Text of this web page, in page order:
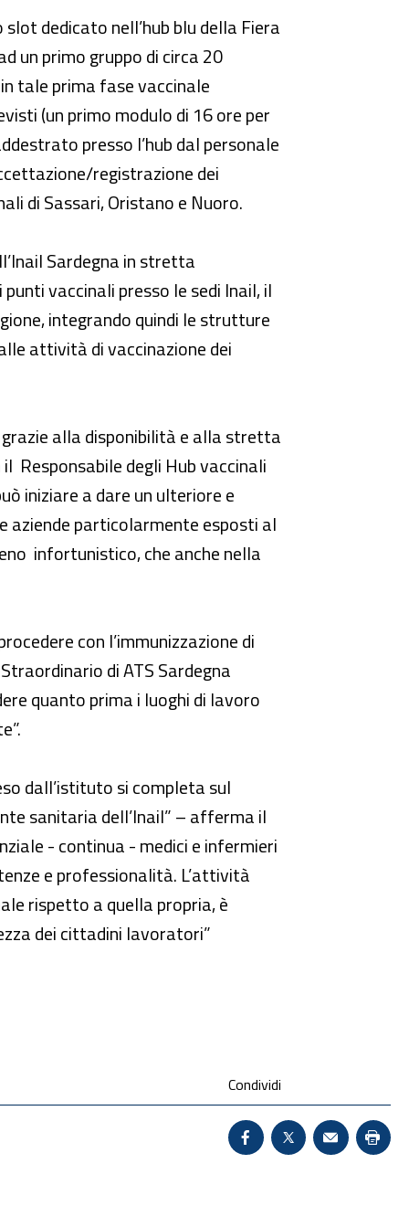
slot dedicato nell’hub blu della Fiera
un primo gruppo di circa 20
tale prima fase vaccinale
(un primo modulo di 16 ore per
presso l’hub dal personale
registrazione dei
di Sassari, Oristano e Nuoro.
Sardegna in stretta
vaccinali presso le sedi Inail, il
integrando quindi le strutture
attività di vaccinazione dei
alla disponibilità e alla stretta
Responsabile degli Hub vaccinali
iniziare a dare un ulteriore e
particolarmente esposti al
infortunistico, che anche nella
con l’immunizzazione di
di ATS Sardegna
quanto prima i luoghi di lavoro
dall’istituto si completa sul
sanitaria dell’Inail” – afferma il
- continua - medici e infermieri
e professionalità. L’attività
rispetto a quella propria, è
dei cittadini lavoratori”
Condividi
Condividi su
X - Sito esterno
Invio Mail: